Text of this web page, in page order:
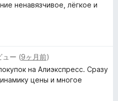
ненавязчивое, лёгкое и
ュー (9ヶ月前)
на Алиэкспресс. Сразу
цены и многое